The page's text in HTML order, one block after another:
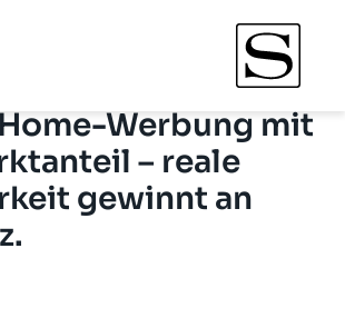
Werbung mit
– reale
gewinnt an